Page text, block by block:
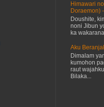
Himawari
Doraemon)
Doushite,
noni Jibun
ka
Aku
Dimalam
kumohon
raut
Bilaka...